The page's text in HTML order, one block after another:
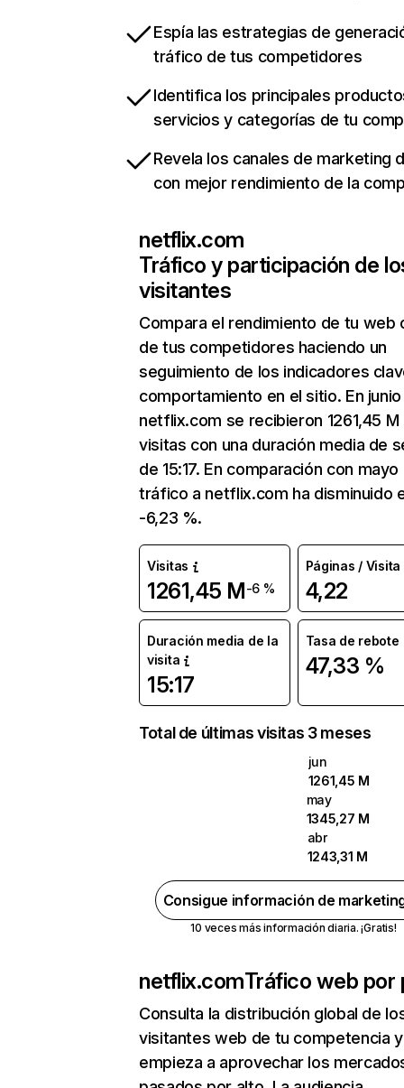
Espía las estrategias de
tráfico de tus competidores
Identifica los principales
servicios y categorías de tu
Revela los canales de marketing
con mejor rendimiento de la
netflix.com
Tráfico y participación de
visitantes
Compara el rendimiento de tu web
de tus competidores haciendo un
seguimiento de los indicadores
comportamiento en el sitio. En junio
netflix.com se recibieron 1261,45 M
visitas con una duración media de
de 15:17. En comparación con mayo
tráfico a netflix.com ha disminuido
-6,23 %.
Visitas
1261,45 M-6 %
Páginas / Visita
4,22
Duración media de la
visita
15:17
Tasa de rebote
47,33 %
Total de últimas visitas 3 meses
jun
1261,45 M
may
1345,27 M
abr
1243,31 M
Consigue información de
10 veces más información diaria. ¡Gratis!
netflix.comTráfico web por
Consulta la distribución global de
visitantes web de tu competencia y
empieza a aprovechar los